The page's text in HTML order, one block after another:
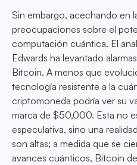
Sin embargo, acechando en
preocupaciones sobre el
computación cuántica. El
Edwards ha levantado
Bitcoin. A menos que
tecnología resistente a la
criptomoneda podría ver su
marca de $50,000. Esta no
especulativa, sino una
son altas; a medida que se
avances cuánticos, Bitcoin